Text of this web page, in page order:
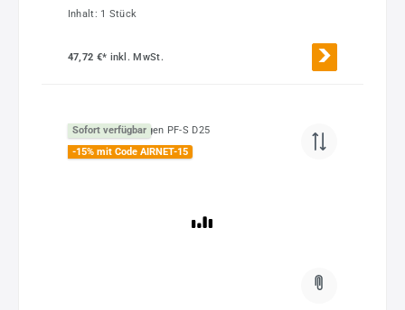
Inhalt: 1 Stück
47,72 €* inkl. MwSt.
Sofort verfügbar
-15% mit Code AIRNET-15